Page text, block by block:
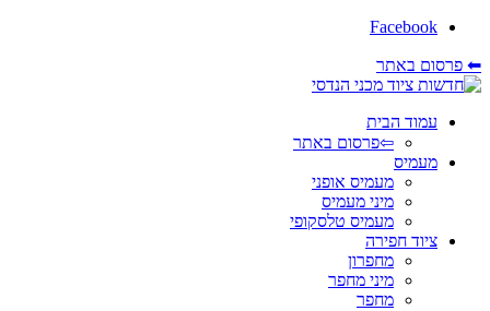
Facebook
⬅ פרסום באתר
עמוד הבית
⇦פרסום באתר
מעמיס
מעמיס אופני
מיני מעמיס
מעמיס טלסקופי
ציוד חפירה
מחפרון
מיני מחפר
מחפר